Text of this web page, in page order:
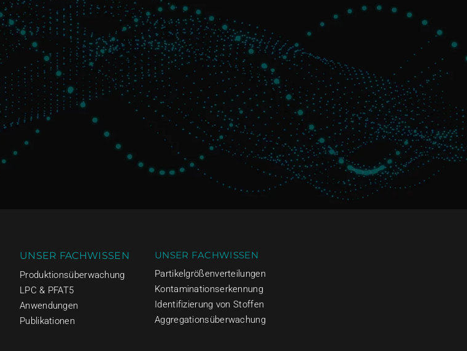
UNSER FACHWISSEN
Produktionsüberwachung
LPC & PFAT5
Anwendungen
Publikationen
UNSER FACHWISSEN
Partikelgrößenverteilungen
Kontaminationserkennung
Identifizierung von Stoffen
Aggregationsüberwachung